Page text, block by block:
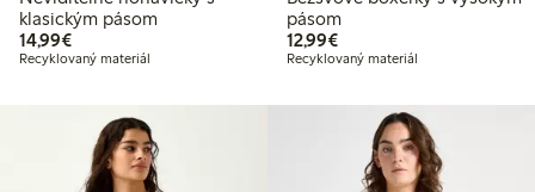
klasickým pásom
14,99€14,99 €
Recyklovaný materiál
pásom
12,99€12,99 €
Recyklovaný materiál